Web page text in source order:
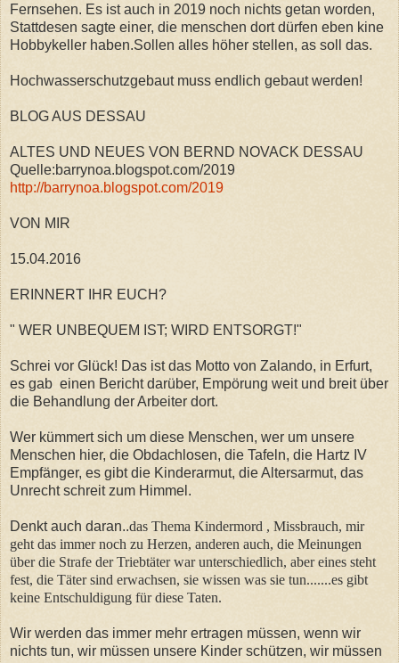
Fernsehen. Es ist auch in 2019 noch nichts getan worden,
Stattdesen sagte einer, die menschen dort dürfen eben kine
Hobbykeller haben.Sollen alles höher stellen, as soll das.
Hochwasserschutzgebaut muss endlich gebaut werden!
BLOG AUS DESSAU
ALTES UND NEUES VON BERND NOVACK DESSAU
Quelle:barrynoa.blogspot.com/2019
http://barrynoa.blogspot.com/2019
VON MIR
15.04.2016
ERINNERT IHR EUCH?
" WER UNBEQUEM IST; WIRD ENTSORGT!"
Schrei vor Glück! Das ist das Motto von Zalando, in Erfurt,
es gab einen Bericht darüber, Empörung weit und breit über
die Behandlung der Arbeiter dort.
Wer kümmert sich um diese Menschen, wer um unsere
Menschen hier, die Obdachlosen, die Tafeln, die Hartz IV
Empfänger, es gibt die Kinderarmut, die Altersarmut, das
Unrecht schreit zum Himmel.
Denkt auch daran..das Thema Kindermord , Missbrauch, mir
geht das immer noch zu Herzen, anderen auch, die Meinungen
über die Strafe der Triebtäter war unterschiedlich, aber eines steht
fest, die Täter sind erwachsen, sie wissen was sie tun.......es gibt
keine Entschuldigung für diese Taten.
Wir werden das immer mehr ertragen müssen, wenn wir
nichts tun, wir müssen unsere Kinder schützen, wir müssen